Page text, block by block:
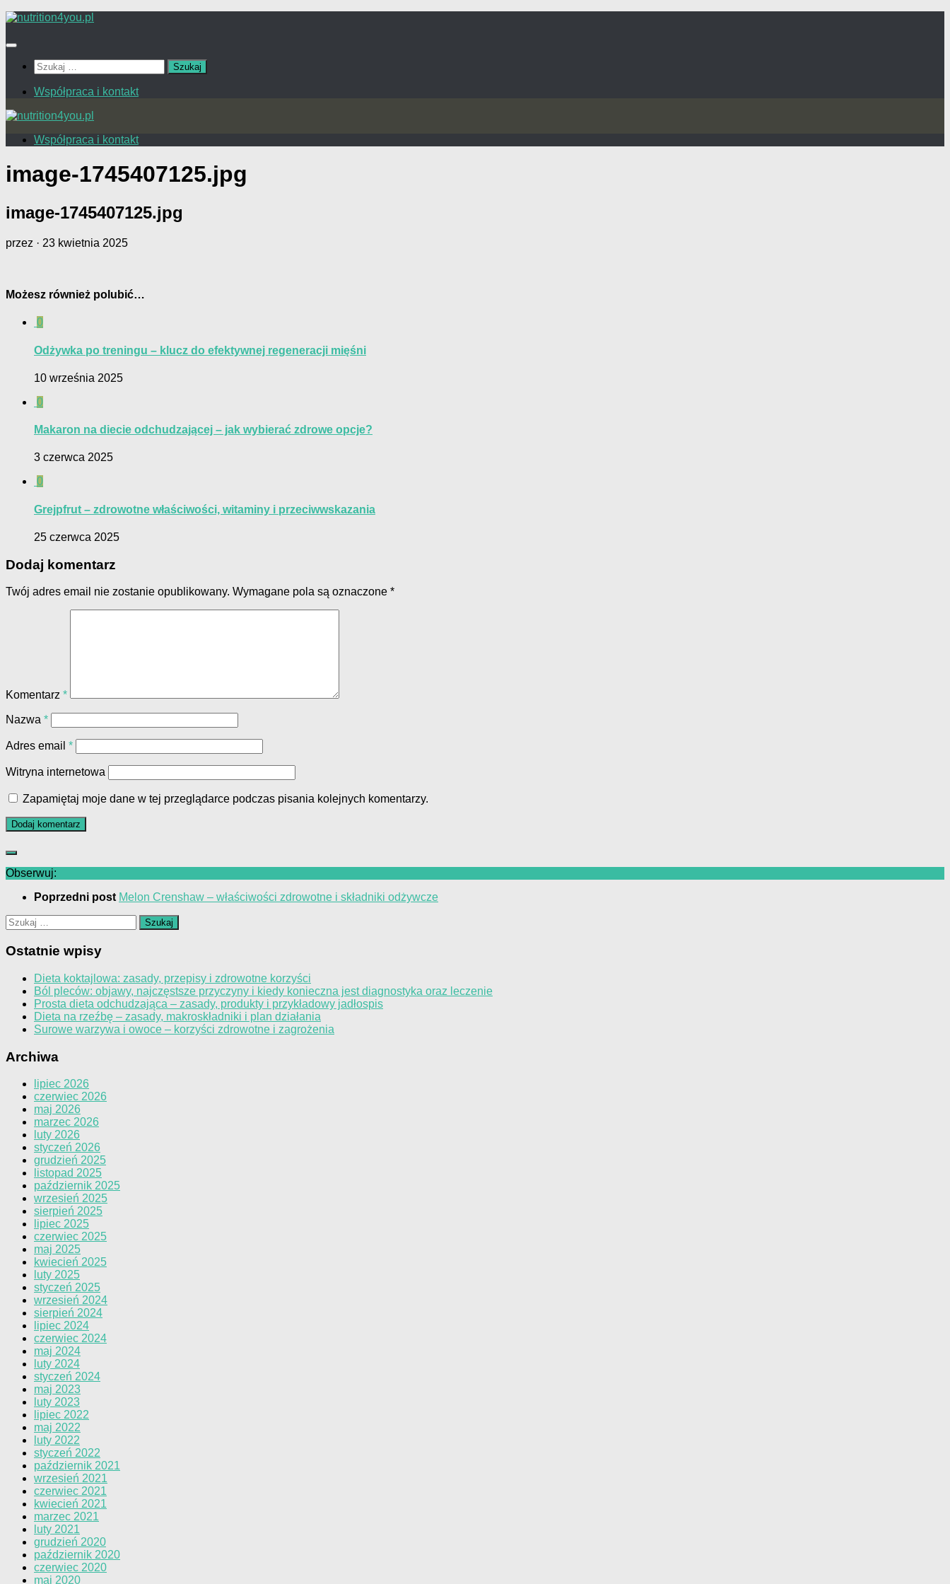
Przejdź
treści
Szukaj:
Współpraca i kontakt
Współpraca i kontakt
image-1745407125.jpg
image-1745407125.jpg
przez · 23 kwietnia 2025
Możesz również polubić…
0
Odżywka po treningu – klucz do efektywnej regeneracji mięśni
10 września 2025
0
Makaron na diecie odchudzającej – jak wybierać zdrowe opcje?
3 czerwca 2025
0
Grejpfrut – zdrowotne właściwości, witaminy i przeciwwskazania
25 czerwca 2025
Dodaj komentarz
Twój adres email nie zostanie opublikowany. Wymagane pola są oznaczone *
Komentarz *
Nazwa *
Adres email *
Witryna internetowa
Zapamiętaj moje dane w tej przeglądarce podczas pisania kolejnych komentarzy.
Obserwuj:
Poprzedni post Melon Crenshaw – właściwości zdrowotne i składniki odżywcze
Szukaj:
Ostatnie wpisy
Dieta koktajlowa: zasady, przepisy i zdrowotne korzyści
Ból pleców: objawy, najczęstsze przyczyny i kiedy konieczna jest diagnostyka oraz leczenie
Prosta dieta odchudzająca – zasady, produkty i przykładowy jadłospis
Dieta na rzeźbę – zasady, makroskładniki i plan działania
Surowe warzywa i owoce – korzyści zdrowotne i zagrożenia
Archiwa
lipiec 2026
czerwiec 2026
maj 2026
marzec 2026
luty 2026
styczeń 2026
grudzień 2025
listopad 2025
październik 2025
wrzesień 2025
sierpień 2025
lipiec 2025
czerwiec 2025
maj 2025
kwiecień 2025
luty 2025
styczeń 2025
wrzesień 2024
sierpień 2024
lipiec 2024
czerwiec 2024
maj 2024
luty 2024
styczeń 2024
maj 2023
luty 2023
lipiec 2022
maj 2022
luty 2022
styczeń 2022
październik 2021
wrzesień 2021
czerwiec 2021
kwiecień 2021
marzec 2021
luty 2021
grudzień 2020
październik 2020
czerwiec 2020
maj 2020